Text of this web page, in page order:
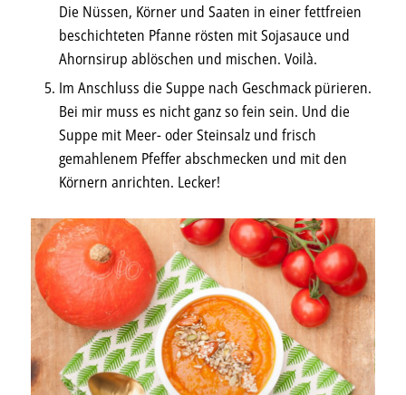
Die Nüssen, Körner und Saaten in einer fettfreien
beschichteten Pfanne rösten mit Sojasauce und
Ahornsirup ablöschen und mischen. Voilà.
Im Anschluss die Suppe nach Geschmack pürieren.
Bei mir muss es nicht ganz so fein sein. Und die
Suppe mit Meer- oder Steinsalz und frisch
gemahlenem Pfeffer abschmecken und mit den
Körnern anrichten. Lecker!